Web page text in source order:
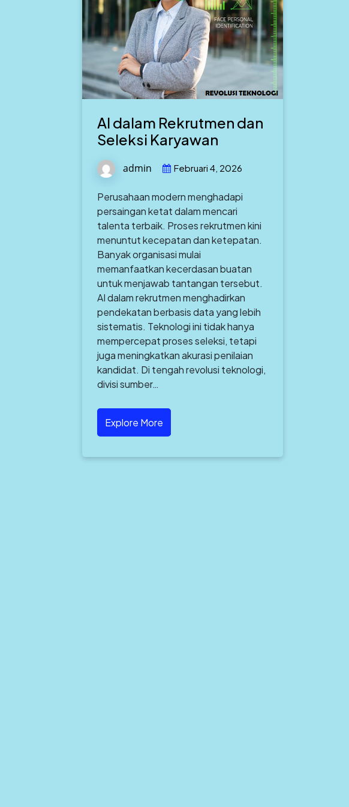
AI dalam Rekrutmen dan
Seleksi Karyawan
admin Februari 4, 2026
Perusahaan modern menghadapi
persaingan ketat dalam mencari
talenta terbaik. Proses rekrutmen kini
menuntut kecepatan dan ketepatan.
Banyak organisasi mulai
memanfaatkan kecerdasan buatan
untuk menjawab tantangan tersebut.
AI dalam rekrutmen menghadirkan
pendekatan berbasis data yang lebih
sistematis. Teknologi ini tidak hanya
mempercepat proses seleksi, tetapi
juga meningkatkan akurasi penilaian
kandidat. Di tengah revolusi teknologi,
divisi sumber…
Explore More